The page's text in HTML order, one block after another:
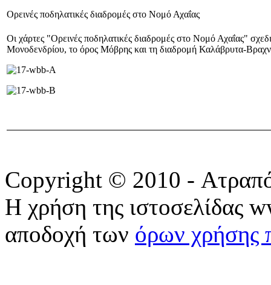
Ορεινές ποδηλατικές διαδρομές στο Νομό Αχαΐας
Οι χάρτες "Ορεινές ποδηλατικές διαδρομές στο Νομό Αχαΐας"
Μονοδενδρίου, το όρος Μόβρης και τη διαδρομή Καλάβρυτα-
Copyright © 2010 -
Η χρήση της ιστοσελίδας
αποδοχή των όρων χρήσης